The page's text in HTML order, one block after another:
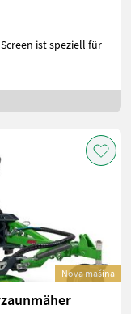
ist speziell für
Nova mašina